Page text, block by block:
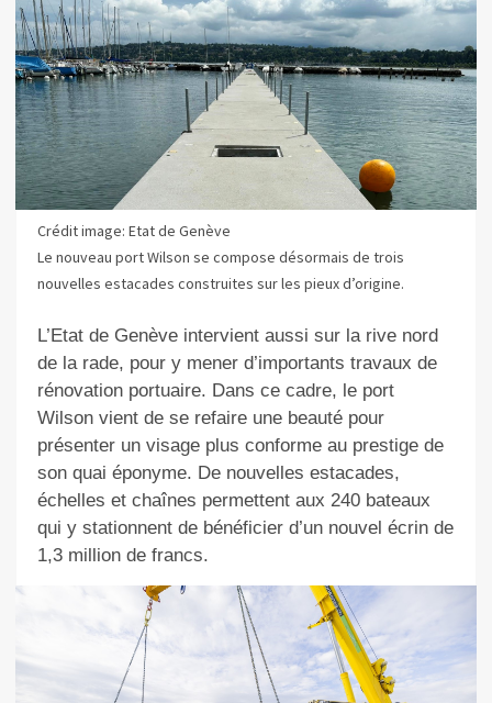
Crédit image: Etat de Genève
Le nouveau port Wilson se compose désormais de trois
nouvelles estacades construites sur les pieux d’origine.
L’Etat de Genève intervient aussi sur la rive nord
de la rade, pour y mener d’importants travaux de
rénovation portuaire. Dans ce cadre, le port
Wilson vient de se refaire une beauté pour
présenter un visage plus conforme au prestige de
son quai éponyme. De nouvelles estacades,
échelles et chaînes permettent aux 240 bateaux
qui y stationnent de bénéficier d’un nouvel écrin de
1,3 million de francs.